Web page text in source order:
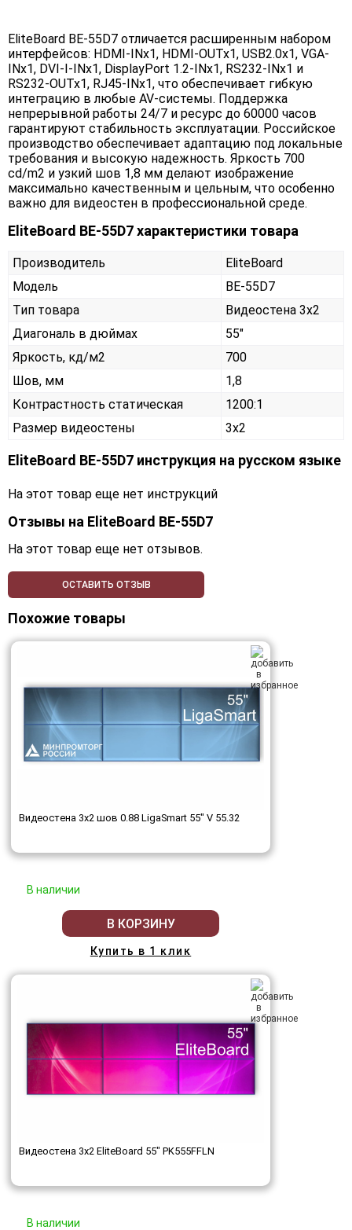
EliteBoard BE-55D7 отличается расширенным набором
интерфейсов: HDMI-INx1, HDMI-OUTx1, USB2.0x1, VGA-
INx1, DVI-I-INx1, DisplayPort 1.2-INx1, RS232-INx1 и
RS232-OUTx1, RJ45-INx1, что обеспечивает гибкую
интеграцию в любые AV-системы. Поддержка
непрерывной работы 24/7 и ресурс до 60000 часов
гарантируют стабильность эксплуатации. Российское
производство обеспечивает адаптацию под локальные
требования и высокую надежность. Яркость 700
cd/m2 и узкий шов 1,8 мм делают изображение
максимально качественным и цельным, что особенно
важно для видеостен в профессиональной среде.
EliteBoard BE-55D7 характеристики товара
Производитель
EliteBoard
Модель
BE-55D7
Тип товара
Видеостена 3х2
Диагональ в дюймах
55"
Яркость, кд/м2
700
Шов, мм
1,8
Контрастность статическая
1200:1
Размер видеостены
3x2
EliteBoard BE-55D7 инструкция на русском языке
На этот товар еще нет инструкций
Отзывы на EliteBoard BE-55D7
На этот товар еще нет отзывов.
ОСТАВИТЬ ОТЗЫВ
Похожие товары
Видеостена 3x2 шов 0.88 LigaSmart 55" V 55.32
В наличии
В КОРЗИНУ
Купить в 1 клик
Видеостена 3x2 EliteBoard 55" PK555FFLN
В наличии